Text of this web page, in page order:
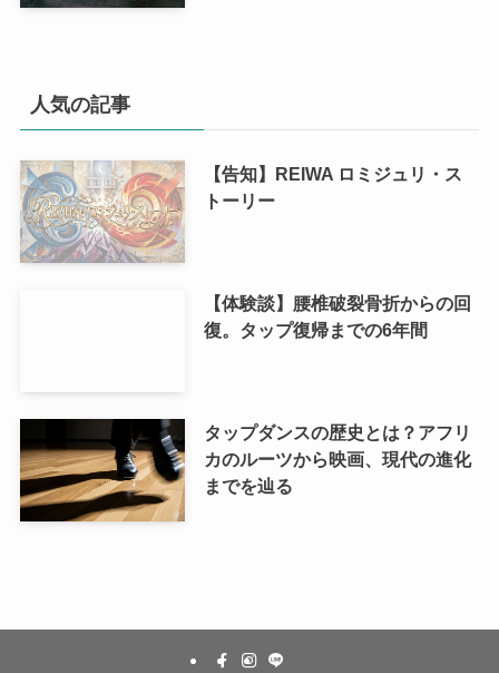
人気の記事
【告知】REIWA ロミジュリ・ス
トーリー
【体験談】腰椎破裂骨折からの回
復。タップ復帰までの6年間
タップダンスの歴史とは？アフリ
カのルーツから映画、現代の進化
までを辿る